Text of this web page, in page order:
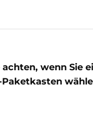
wenn Sie